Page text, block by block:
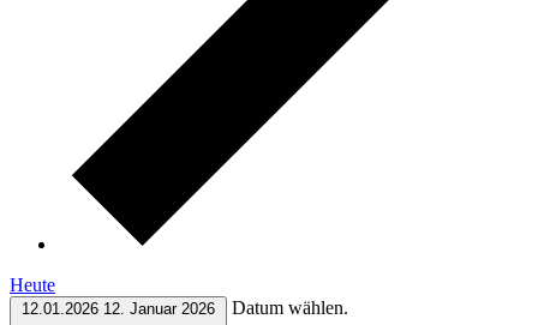
Heute
12.01.2026 12. Januar 2026 Datum wählen.